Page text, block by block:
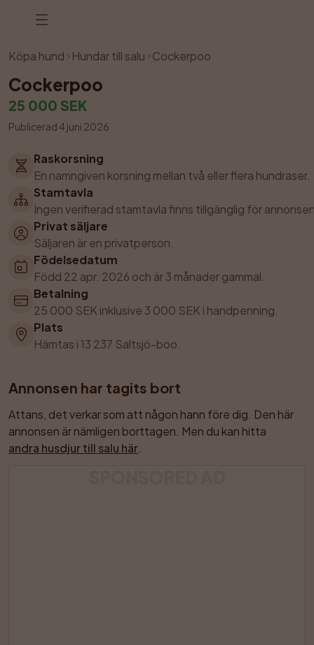
Annonsen har tagits bort
Köpa hund Hundar till salu Cockerpoo
Cockerpoo
25 000 SEK
Publicerad 4 juni 2026
Raskorsning
En namngiven korsning mellan två eller flera hundraser.
Stamtavla
Ingen verifierad stamtavla finns tillgänglig för
Privat säljare
Säljaren är en privatperson.
Födelsedatum
Född 22 apr. 2026 och är 3 månader gammal.
Betalning
25 000 SEK inklusive 3 000 SEK i handpenning.
Plats
Hämtas i 13 237 Saltsjö-boo.
Annonsen har tagits bort
Attans, det verkar som att någon hann före dig. Den här
annonsen är nämligen borttagen. Men du kan hitta
andra husdjur till salu här